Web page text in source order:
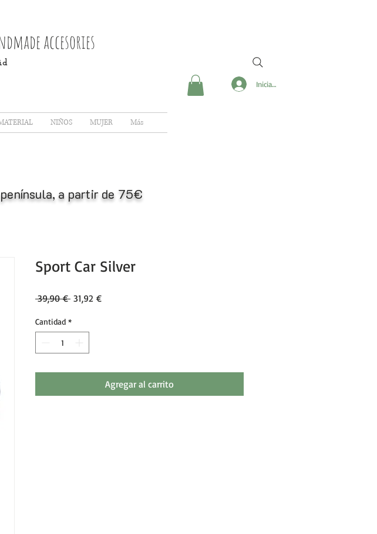
accesories
Iniciar sesión
NIÑOS MUJER Más
Sport Car Silver
39,90 € Precio
31,92 €Precio de oferta
Cantidad *
Agregar al carrito
a partir de 75€